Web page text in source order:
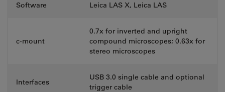
Software Leica LAS X, Leica LAS
c-mount
0.7x for inverted and upright
compound microscopes; 0.63x for
stereo microscopes
Interfaces
USB 3.0 single cable and optional
trigger cable